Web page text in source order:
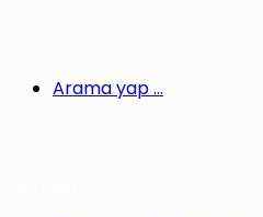
Arama yap ...